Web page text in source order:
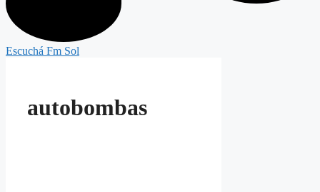
Escuchá Fm Sol
autobombas